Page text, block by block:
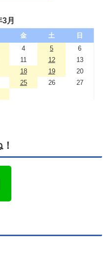
月
金 土
日
4 5
6
11 12
13
18 19
20
25 26
27